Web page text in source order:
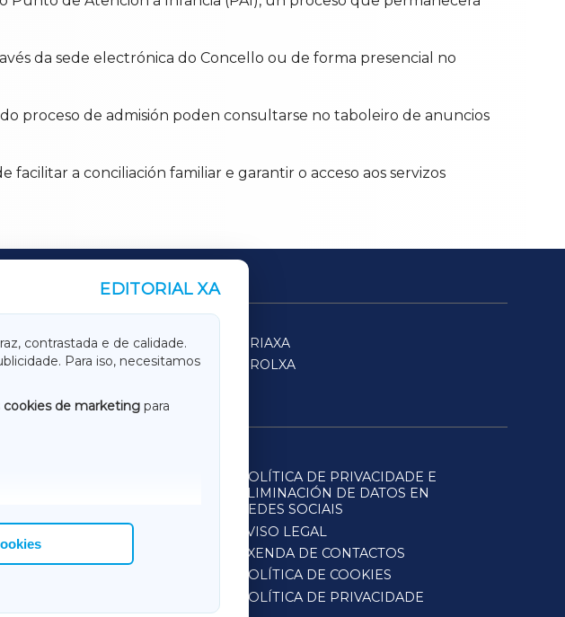
da sede electrónica do Concello ou de forma presencial no
proceso de admisión poden consultarse no taboleiro de anuncios
facilitar a conciliación familiar e garantir o acceso aos servizos
EDITORIAL XA
contrastada e de calidade.
Para iso, necesitamos
cookies de marketing para
SARRIAXA
FERROLXA
POLÍTICA DE PRIVACIDADE E
ELIMINACIÓN DE DATOS EN
REDES SOCIAIS
AVISO LEGAL
AXENDA DE CONTACTOS
POLÍTICA DE COOKIES
POLÍTICA DE PRIVACIDADE